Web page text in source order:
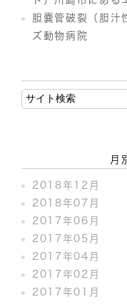
胆嚢管破裂（胆汁
ズ動物病院
月
2018年12月
2018年07月
2017年06月
2017年05月
2017年04月
2017年02月
2017年01月